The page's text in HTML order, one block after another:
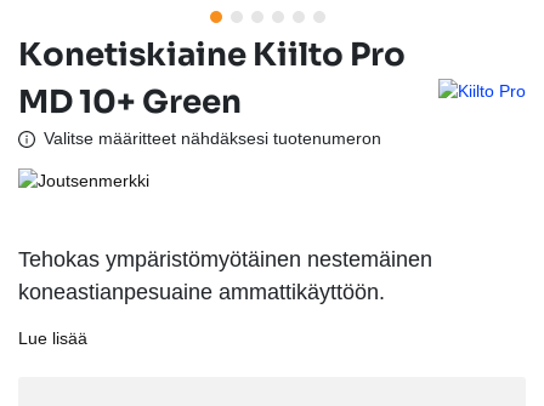
Konetiskiaine Kiilto Pro
MD 10+ Green
Valitse määritteet nähdäksesi tuotenumeron
Tehokas ympäristömyötäinen nestemäinen
koneastianpesuaine ammattikäyttöön.
Lue lisää